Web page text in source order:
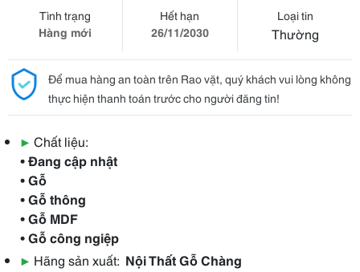
Tình trạng
Hàng mới
Hết hạn
26/11/2030
Loại tin
Thường
Để mua hàng an toàn trên Rao vặt, quý khách vui lòng không
thực hiện thanh toán trước cho người đăng tin!
▶ Chất liệu:
• Đang cập nhật
• Gỗ
• Gỗ thông
• Gỗ MDF
• Gỗ công ngiệp
▶ Hãng sản xuất: Nội Thất Gỗ Chàng